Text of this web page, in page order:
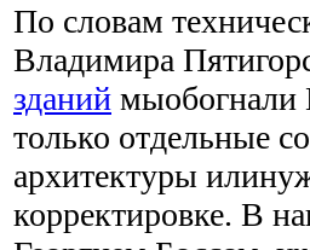
По словам
Владимира
зданий мыобогнали
только отдельные
архитектуры
корректировке. В